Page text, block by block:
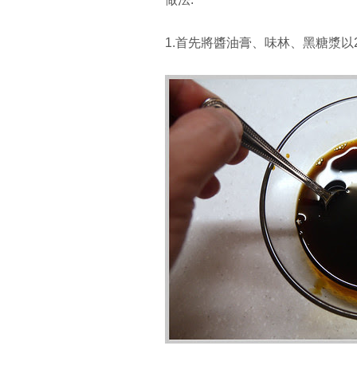
1.首先將醬油膏、味林、黑糖漿